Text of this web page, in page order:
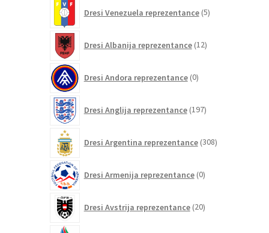
Dresi Venezuela reprezentance 5izdelkov
Dresi Albanija reprezentance 12izdelkov
Dresi Andora reprezentance 0izdelkov
Dresi Anglija reprezentance 197izdelkov
Dresi Argentina reprezentance 308izdelkov
Dresi Armenija reprezentance 0izdelkov
Dresi Avstrija reprezentance 20izdelkov